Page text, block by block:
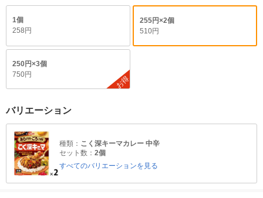
1個
258円
255円×2個
510円
250円×3個
750円
お得
バリエーション
種類： こく深キーマカレー 中辛
セット数： 2個
すべてのバリエーションを見る